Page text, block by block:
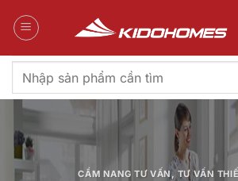
qua
Tìm
kiếm:
CẨM NANG TƯ VẤN, TƯ VẤN